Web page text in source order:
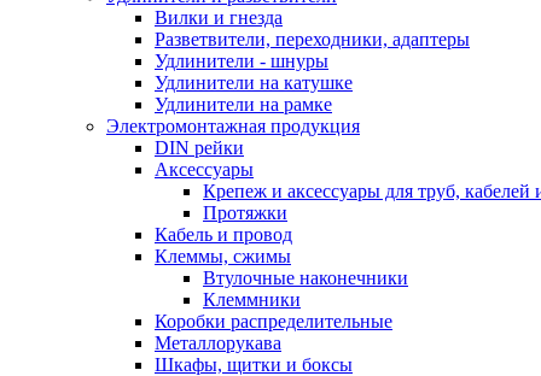
Вилки и гнезда
Разветвители, переходники, адаптеры
Удлинители - шнуры
Удлинители на катушке
Удлинители на рамке
Электромонтажная продукция
DIN рейки
Аксессуары
Крепеж и аксессуары для труб, кабелей
Протяжки
Кабель и провод
Клеммы, сжимы
Втулочные наконечники
Клеммники
Коробки распределительные
Металлорукава
Шкафы, щитки и боксы